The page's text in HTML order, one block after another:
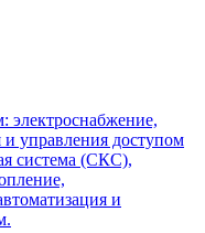
электроснабжение,
управления доступом
система (СКС),
и